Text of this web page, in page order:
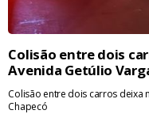
Colisão entre dois
Avenida Getúlio
Colisão entre dois carros deixa
Chapecó